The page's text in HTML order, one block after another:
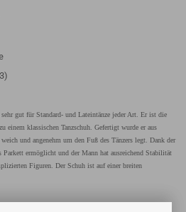
gut für Standard- und Lateintänze jeder Art. Er ist die
einem klassischen Tanzschuh. Gefertigt wurde er aus
und angenehm um den Fuß des Tänzers legt. Dank der
Parkett ermöglicht und der Mann hat ausreichend Stabilität
Figuren. Der Schuh ist auf einer breiten